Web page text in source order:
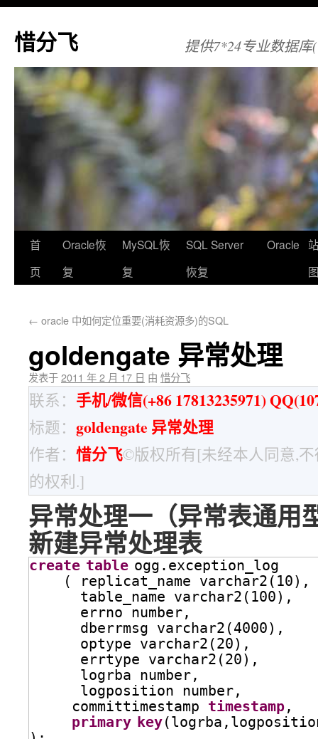
惜分飞 提供7*24专业数据库
首
页
Oracle恢
复
MySQL恢
复
SQL Server
恢复
Oracle
← oracle 中如何定位重要(消耗资源多)的SQL
goldengate 异常处理
发表于2011 年 2 月 17 日 由 惜分飞
联系： 手机/微信(+86 17813235971)
标题： goldengate 异常处理
作者： 惜分飞©版权所有[未经本人同意,
的权利.]
异常处理一（异常表通用
新建异常处理表
create table ogg.exception_log
( replicat_name varchar2(10),
table_name varchar2(100),
errno number,
dberrmsg varchar2(4000),
optype varchar2(20),
errtype varchar2(20),
logrba number,
logposition number,
committimestamp timestamp,
primary key